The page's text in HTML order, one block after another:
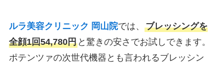
ルラ美容クリニック 岡山院では、 ブレッシングを
全顔1回54,780円と驚きの安さでお試しできます。
ポテンツァの次世代機器とも言われるブレッシン